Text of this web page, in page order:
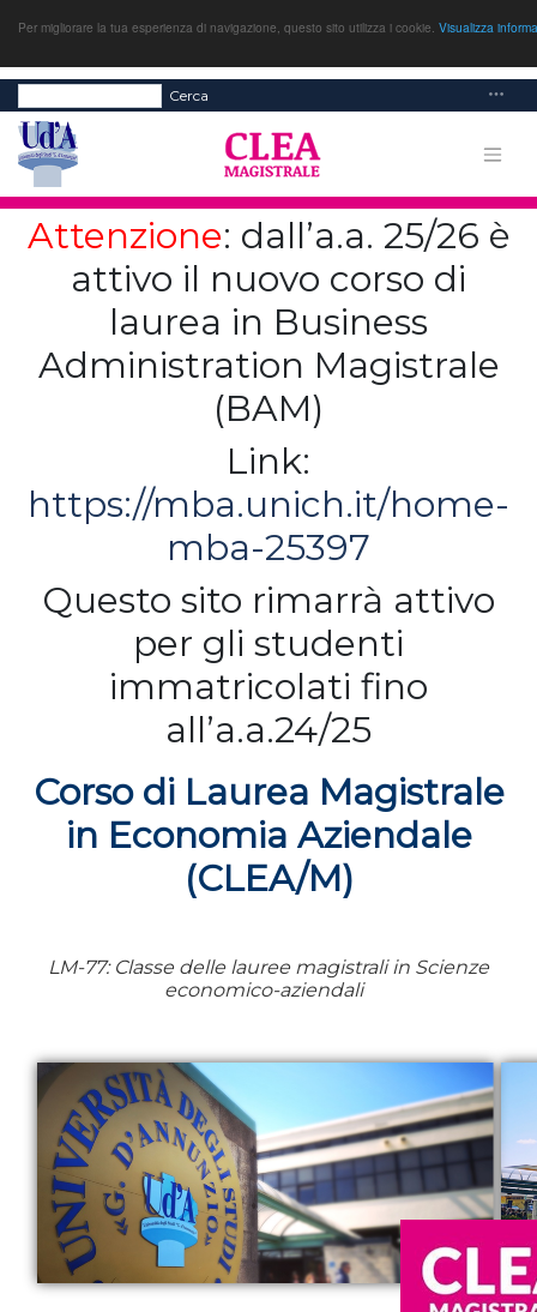
Per migliorare la tua esperienza di navigazione, questo sito utilizza i cookie. Visualizza
Cerca
Attenzione: dall’a.a. 25/26 è
attivo il nuovo corso di
laurea in Business
Administration Magistrale
(BAM)
Link:
https://mba.unich.it/home-
mba-25397
Questo sito rimarrà attivo
per gli studenti
immatricolati fino
all’a.a.24/25
Corso di Laurea Magistrale
in Economia Aziendale
(CLEA/M)
LM-77: Classe delle lauree magistrali in Scienze
economico-aziendali